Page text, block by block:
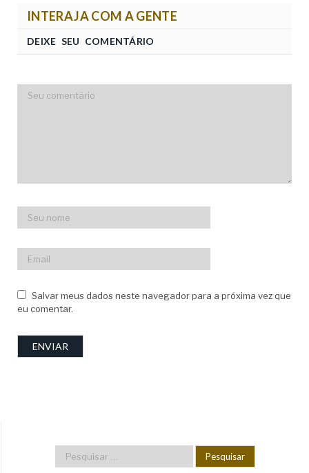
INTERAJA COM A GENTE
DEIXE SEU COMENTÁRIO
Salvar meus dados neste navegador para a próxima vez que
eu comentar.